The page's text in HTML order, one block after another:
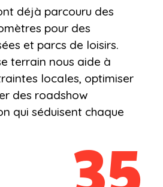
déjà parcouru des
pour des
et parcs de loisirs.
terrain nous aide à
locales, optimiser
des roadshow
qui séduisent chaque